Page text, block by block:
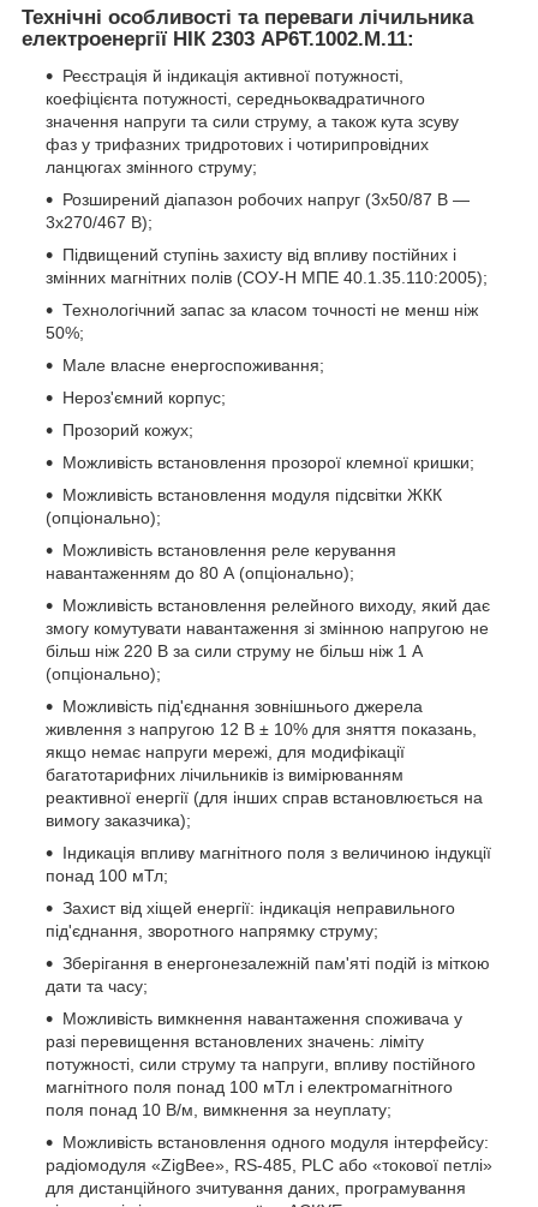
Технічні особливості та переваги лічильника
електроенергії НІК 2303 AP6T.1002.M.11:
Реєстрація й індикація активної потужності,
коефіцієнта потужності, середньоквадратичного
значення напруги та сили струму, а також кута зсуву
фаз у трифазних тридротових і чотирипровідних
ланцюгах змінного струму;
Розширений діапазон робочих напруг (3х50/87 В —
3х270/467 В);
Підвищений ступінь захисту від впливу постійних і
змінних магнітних полів (СОУ-Н МПЕ 40.1.35.110:2005);
Технологічний запас за класом точності не менш ніж
50%;
Мале власне енергоспоживання;
Нероз'ємний корпус;
Прозорий кожух;
Можливість встановлення прозорої клемної кришки;
Можливість встановлення модуля підсвітки ЖКК
(опціонально);
Можливість встановлення реле керування
навантаженням до 80 А (опціонально);
Можливість встановлення релейного виходу, який дає
змогу комутувати навантаження зі змінною напругою не
більш ніж 220 В за сили струму не більш ніж 1 А
(опціонально);
Можливість під'єднання зовнішнього джерела
живлення з напругою 12 В ± 10% для зняття показань,
якщо немає напруги мережі, для модифікації
багатотарифних лічильників із вимірюванням
реактивної енергії (для інших справ встановлюється на
вимогу заказчика);
Індикація впливу магнітного поля з величиною індукції
понад 100 мТл;
Захист від хіщей енергії: індикація неправильного
під'єднання, зворотного напрямку струму;
Зберігання в енергонезалежній пам'яті подій із міткою
дати та часу;
Можливість вимкнення навантаження споживача у
разі перевищення встановлених значень: ліміту
потужності, сили струму та напруги, впливу постійного
магнітного поля понад 100 мТл і електромагнітного
поля понад 10 В/м, вимкнення за неуплату;
Можливість встановлення одного модуля інтерфейсу:
радіомодуля «ZigBee», RS-485, PLC або «токової петлі»
для дистанційного зчитування даних, програмування